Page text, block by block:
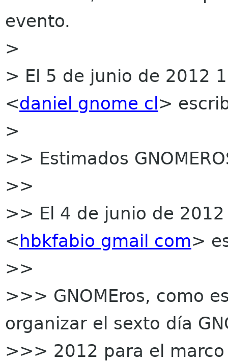
evento.
>
> El 5 de junio de 2012
<daniel gnome cl >
>
>> Estimados
>>
>> El 4 de junio de
< hbkfabio gmail com>
>>
>>> GNOMEros, como
organizar el sexto día
>>> 2012 para el